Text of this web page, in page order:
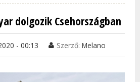
dolgozik Csehországban
- 00:13 Szerző: Melano